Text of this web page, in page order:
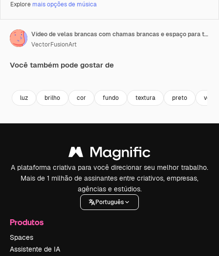
Explore mais opções de música
Vídeo de velas brancas com chamas brancas e espaço para texto com bokeh em fundo preto.
VectorFusionArt
Você também pode gostar de
luz brilho cor fundo textura preto vela
A plataforma criativa para você direcionar seu melhor trabalho.
Mais de 1 milhão de assinantes entre criativos, empresas,
agências e estúdios.
Português
Produtos
Spaces
Assistente de IA